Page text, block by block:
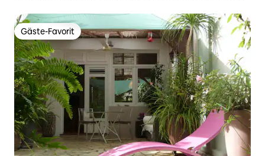
Gäste-Favorit
Gäste-Favorit